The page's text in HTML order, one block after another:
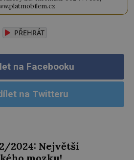
PŘEHRÁT
na Facebooku
na Twitteru
2024: Největší